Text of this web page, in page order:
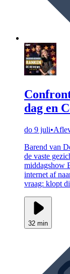
dag en
do 9 juli•
Barend van
de vaste
middagshow
internet af
vraag: klopt
32 min